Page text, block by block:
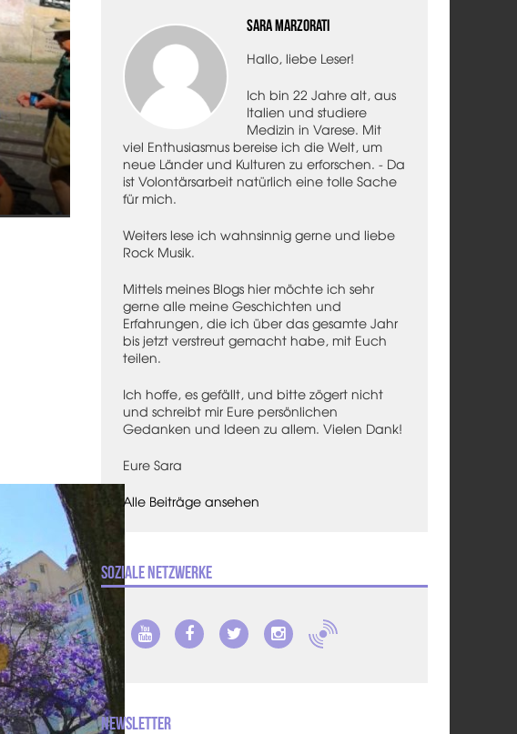
Sara Marzorati
Hallo, liebe Leser!
Ich bin 22 Jahre alt, aus
Italien und studiere
Medizin in Varese. Mit
viel Enthusiasmus bereise ich die Welt, um
neue Länder und Kulturen zu erforschen. - Da
ist Volontärsarbeit natürlich eine tolle Sache
für mich.
Weiters lese ich wahnsinnig gerne und liebe
Rock Musik.
Mittels meines Blogs hier möchte ich sehr
gerne alle meine Geschichten und
Erfahrungen, die ich über das gesamte Jahr
bis jetzt verstreut gemacht habe, mit Euch
teilen.
Ich hoffe, es gefällt, und bitte zögert nicht
und schreibt mir Eure persönlichen
Gedanken und Ideen zu allem. Vielen Dank!
Eure Sara
Alle Beiträge ansehen
Soziale Netzwerke
Newsletter